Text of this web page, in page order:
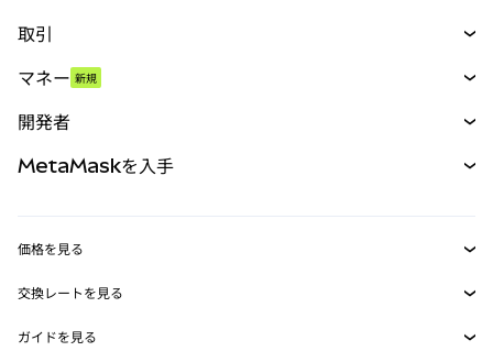
取引
パーペチュアル
RWA
マネー 新規
開発者
MetaMask Connect
Snaps
MetaMaskを入手
セキュリティ
価格を見る
イーサリアムの価格
Solanaの価格
交換レートを見る
ETH→USD
ガイドを見る